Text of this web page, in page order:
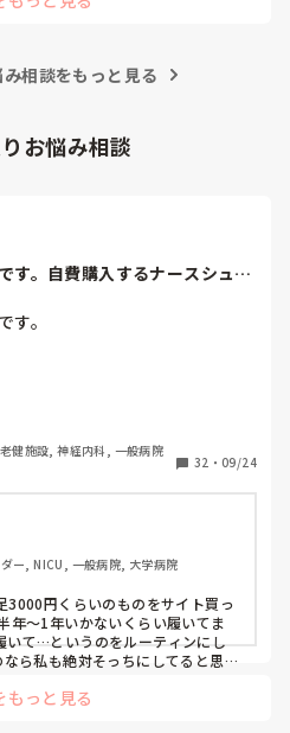
み相談をもっと見る
お悩み相談
す。自費購入するナースシュー
。
(職場で使用してる靴)っていく
スニーカー」。
は絶対に超えたくない思いがあ
ます。
に3000円以上は出せない」っ
出せるのか！とびっくりしたの
なと…🤔
健施設, 神経内科, 一般病院
32 ・ 09/24
ー, NICU, 一般病院, 大学病院
3000円くらいのものをサイト買っ
年〜1年いかないくらい履いてま
いて…というのをルーティンにし
ら私も絶対そっちにしてると思う
もっと見る